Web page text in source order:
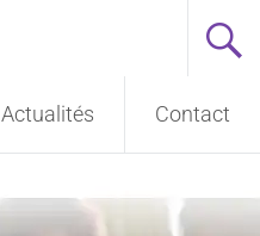
Actualités Contact